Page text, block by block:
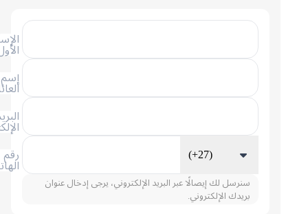
العائلة
الإلكتروني
الهاتف
سنرسل لك إيصالًا عبر البريد الإلكتروني، يرجى إدخال عنوان
بريدك الإلكتروني.